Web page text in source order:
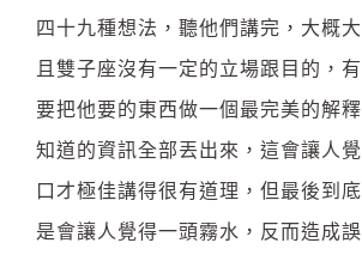
四十九種想法，聽他們講完，大概
且雙子座沒有一定的立場跟目的，
要把他要的東西做一個最完美的解
知道的資訊全部丟出來，這會讓人
口才極佳講得很有道理，但最後到
是會讓人覺得一頭霧水，反而造成誤